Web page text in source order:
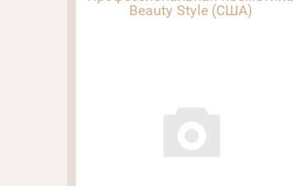
Beauty Style (США)